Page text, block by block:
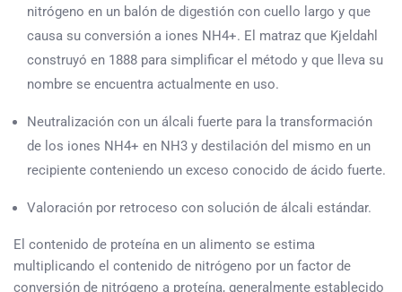
nitrógeno en un balón de digestión con cuello largo y que
causa su conversión a iones NH4+. El matraz que Kjeldahl
construyó en 1888 para simplificar el método y que lleva su
nombre se encuentra actualmente en uso.
Neutralización con un álcali fuerte para la transformación
de los iones NH4+ en NH3 y destilación del mismo en un
recipiente conteniendo un exceso conocido de ácido fuerte.
Valoración por retroceso con solución de álcali estándar.
El contenido de proteína en un alimento se estima
multiplicando el contenido de nitrógeno por un factor de
conversión de nitrógeno a proteína, generalmente establecido